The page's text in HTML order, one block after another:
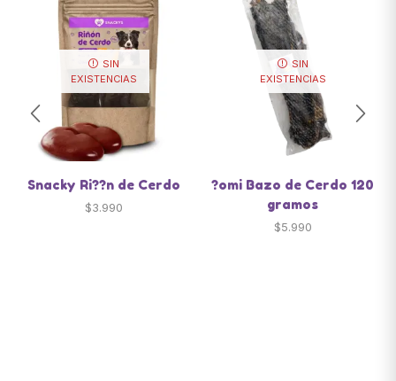
SIN
EXISTENCIAS
Snacky Ri??n de Cerdo
$3.990
SIN
EXISTENCIAS
?omi Bazo de Cerdo 120
gramos
$5.990